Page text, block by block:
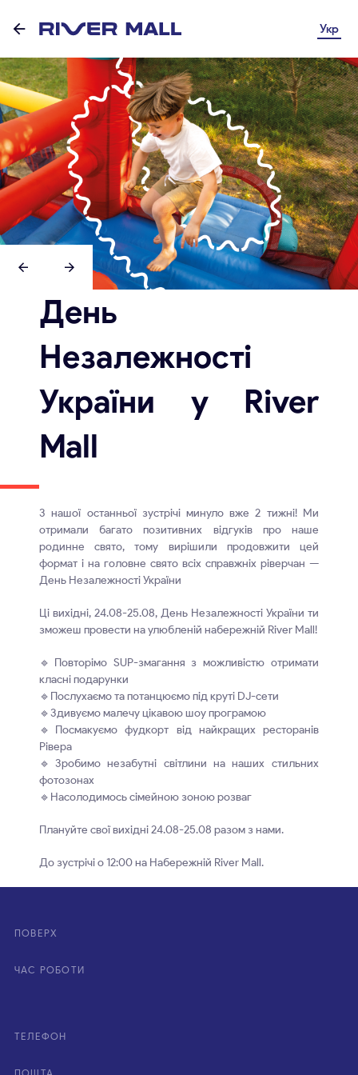
Укр
День
Незалежності
України у River
Mall
З нашої останньої зустрічі минуло вже 2 тижні! Ми
отримали багато позитивних відгуків про наше
родинне свято, тому вирішили продовжити цей
формат і на головне свято всіх справжніх ріверчан —
День Незалежності України
Ці вихідні, 24.08-25.08, День Незалежності України ти
зможеш провести на улюбленій набережній River Mall!
🔹Повторімо SUP-змагання з можливістю отримати
класні подарунки
🔹Послухаємо та потанцюємо під круті DJ-сети
🔹Здивуємо малечу цікавою шоу програмою
🔹Посмакуємо фудкорт від найкращих ресторанів
Рівера
🔹Зробимо незабутні світлини на наших стильних
фотозонах
🔹Насолодимось сімейною зоною розваг
Плануйте свої вихідні 24.08-25.08 разом з нами.
До зустрічі о 12:00 на Набережній River Mall.
ПОВЕРХ
ЧАС РОБОТИ
ТЕЛЕФОН